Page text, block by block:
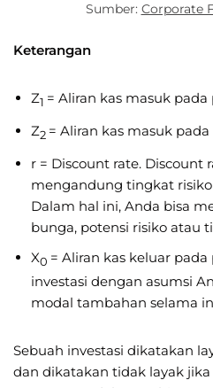
Sumber: Corporate
Keterangan
Z1 = Aliran kas masuk pada
Z2 = Aliran kas masuk pada
r = Discount rate. Discount
mengandung tingkat
Dalam hal ini, Anda bisa
bunga, potensi risiko atau
X0 = Aliran kas keluar
investasi dengan asumsi
modal tambahan selama
Sebuah investasi dikatakan
dan dikatakan tidak layak